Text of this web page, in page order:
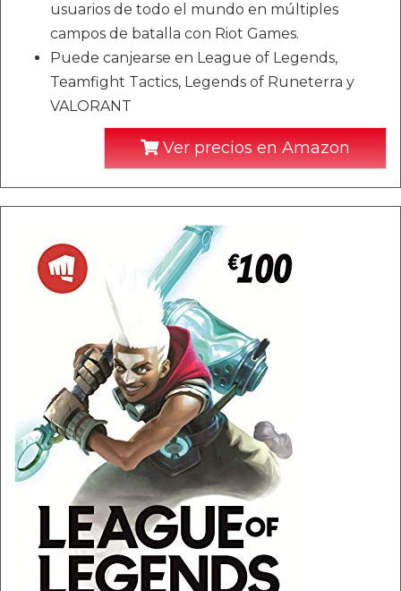
usuarios de todo el mundo en múltiples
campos de batalla con Riot Games.
Puede canjearse en League of Legends,
Teamfight Tactics, Legends of Runeterra y
VALORANT
Ver precios en Amazon